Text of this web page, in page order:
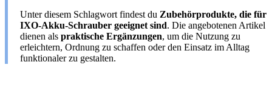
Unter diesem Schlagwort findest du Zubehörprodukte, die für
IXO-Akku-Schrauber geeignet sind. Die angebotenen Artikel
dienen als praktische Ergänzungen, um die Nutzung zu
erleichtern, Ordnung zu schaffen oder den Einsatz im Alltag
funktionaler zu gestalten.